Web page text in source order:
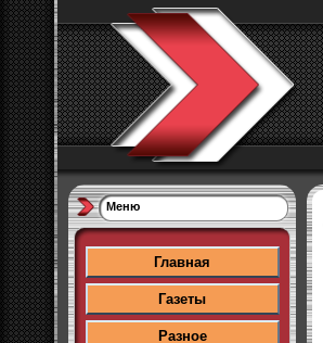
Меню
Главная
Газеты
Разное